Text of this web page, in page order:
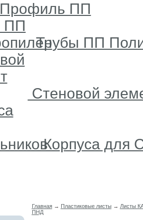
Профиль ПП
Трубы ПП
Стеновой
Корпуса для
Главная→ Пластиковые листы→ Листы
ПНД